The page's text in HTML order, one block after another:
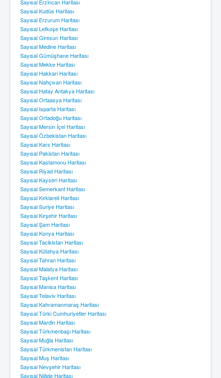
Sayısal Erzincan Haritası
Sayısal Kudüs Haritası
Sayısal Erzurum Haritası
Sayısal Lefkoşe Haritası
Sayısal Giresun Haritası
Sayısal Medine Haritası
Sayısal Gümüşhane Haritası
Sayısal Mekke Haritası
Sayısal Hakkari Haritası
Sayısal Nahçıvan Haritası
Sayısal Hatay Antakya Haritası
Sayısal Ortaasya Haritası
Sayısal Isparta Haritası
Sayısal Ortadoğu Haritası
Sayısal Mersin İçel Haritası
Sayısal Özbekistan Haritası
Sayısal Kars Haritası
Sayısal Pakistan Haritası
Sayısal Kastamonu Haritası
Sayısal Riyad Haritası
Sayısal Kayseri Haritası
Sayısal Semerkant Haritası
Sayısal Kırklareli Haritası
Sayısal Suriye Haritası
Sayısal Kırşehir Haritası
Sayısal Şam Haritası
Sayısal Konya Haritası
Sayısal Tacikistan Haritası
Sayısal Kütahya Haritası
Sayısal Tahran Haritası
Sayısal Malatya Haritası
Sayısal Taşkent Haritası
Sayısal Manisa Haritası
Sayısal Telaviv Haritası
Sayısal Kahramanmaraş Haritası
Sayısal Türki Cumhuriyetler Haritası
Sayısal Mardin Haritası
Sayısal Türkmenbaşı Haritası
Sayısal Muğla Haritası
Sayısal Türkmenistan Haritası
Sayısal Muş Haritası
Sayısal Nevşehir Haritası
Sayısal Niğde Haritası